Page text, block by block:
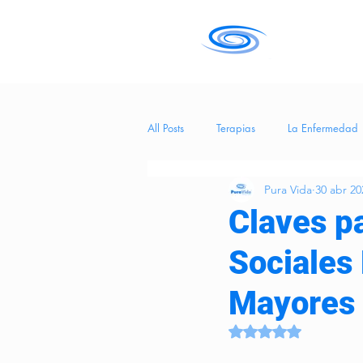
All Posts Terapias La Enfermedad
tecnología
Hierba Medicinal
CuidadosCognitivos
Claves
Sociales
Mayores
Pura Vida 30 abr
Obtuvo NaN de 5